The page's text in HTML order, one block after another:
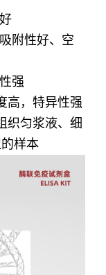
附性好、空
强
高，特异性强
织匀浆液、细
样本